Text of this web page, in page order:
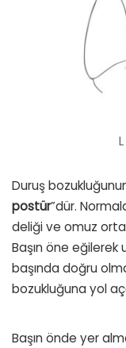
Duruş
postür”dür.
deliği ve omuz orta
Başın öne eğilerek
başında doğru
bozukluğuna yol
Başın önde yer